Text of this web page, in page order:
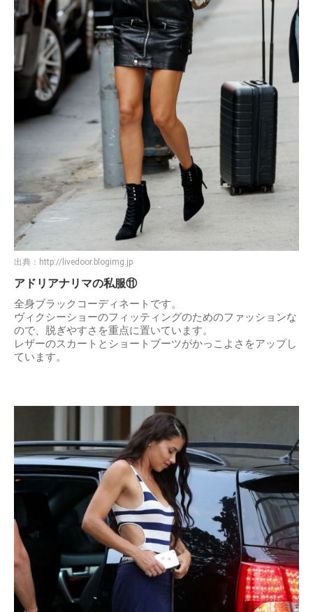
出典： http://livedoor.blogimg.jp
アドリアナリマの私服⑪
全身ブラックコーディネートです。
ヴィクシーショーのフィッティングのためのファッションな
ので、脱ぎやすさを重点に置いています。
レザーのスカートとショートブーツがかっこよさをアップし
ています。